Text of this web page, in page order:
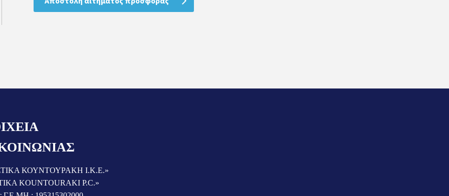
ΚΟΥΝΤΟΥΡΑΚΗ Ι.Κ.Ε.»
KOUNTOURAKI P.C.»